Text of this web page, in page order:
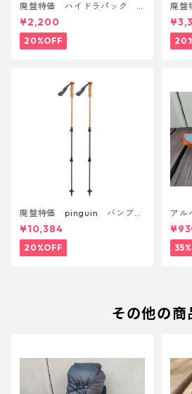
廃盤特価 ハイドラパック
リーコン ツイスト＆シップ 50
0ml
¥2,200
20%OFF
廃盤
フラ
廃盤特価 pinguin バンブー
FLフォーム(ペア)
¥10,384
20%OFF
アル
トラ
その他の商